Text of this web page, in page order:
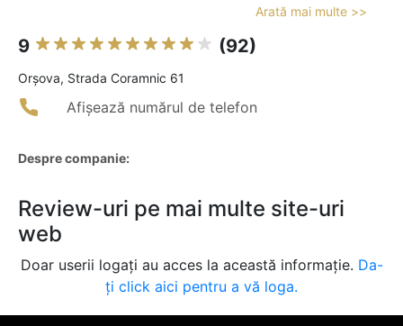
Arată mai multe >>
9 (92)
Orşova, Strada Coramnic 61
Afișează numărul de telefon
Despre companie:
Review-uri pe mai multe site-uri
web
Doar userii logați au acces la această informație. Da-
ți click aici pentru a vă loga.